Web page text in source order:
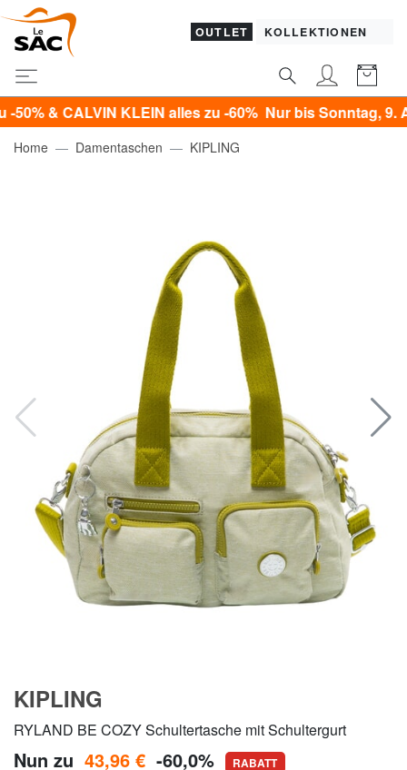
OUTLET KOLLEKTIONEN
CALVIN KLEIN alles zu -60% Nur bis Sonntag, 9.
Home Damentaschen KIPLING
KIPLING
RYLAND BE COZY Schultertasche mit Schultergurt
Nun zu 43,96 € -60,0% RABATT